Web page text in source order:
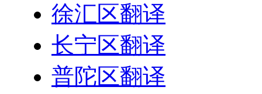
徐汇区翻译
长宁区翻译
普陀区翻译